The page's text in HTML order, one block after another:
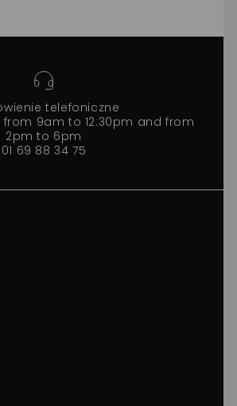
telefoniczne
9am to 12:30pm and from
2pm to 6pm
01 69 88 34 75